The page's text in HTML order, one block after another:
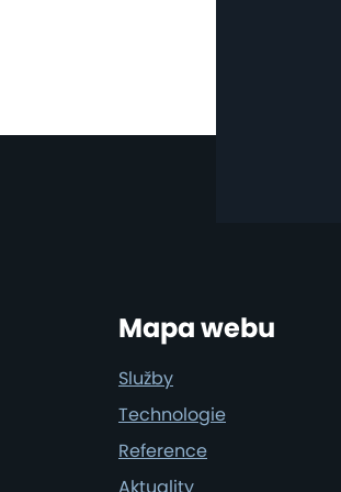
Mapa webu
Služby
Technologie
Reference
Aktuality